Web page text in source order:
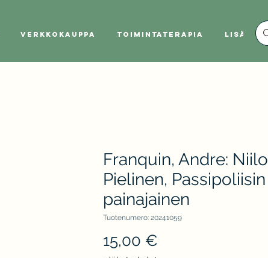
Verkkokauppa Toimintaterapia Lisää
Franquin, Andre: Niilo
Pielinen, Passipoliisin
painajainen
Tuotenumero: 20241059
15,00 €